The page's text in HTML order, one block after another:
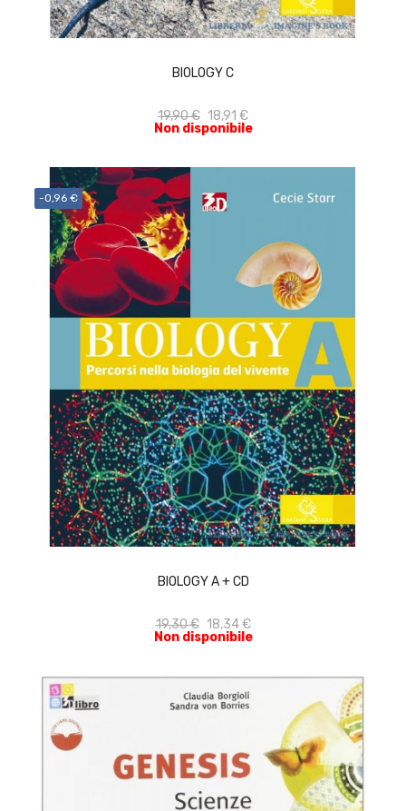
BIOLOGY C
19,90 € 18,91 €
Non disponibile
ACQUISTA
-0,96 €
BIOLOGY A + CD
19,30 € 18,34 €
Non disponibile
ACQUISTA